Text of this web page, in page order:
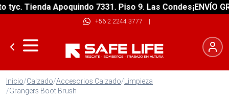
Tienda Apoquindo 7331. Piso 9. Las Condes¡ENVÍO
+56 2 2244 3777 |
Inicio/Calzado/Accesorios Calzado/Limpieza
/Grangers Boot Brush